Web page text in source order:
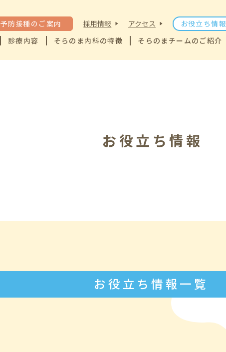
予防接種のご案内 採用情報 アクセス お役立ち情報
診療内容 そらのま内科の特徴 そらのまチームのご紹介
お役立ち情報
お役立ち情報一覧